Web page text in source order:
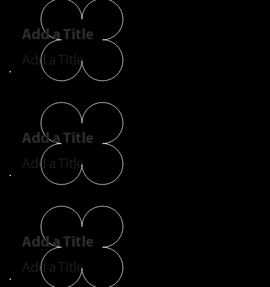
Add a Title
Add a Title
Add a Title
Add a Title
Add a Title
Add a Title